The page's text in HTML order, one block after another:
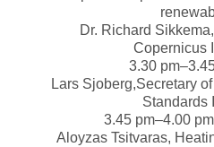
Dr. Richard
Copernicus
3.30
Lars Sjoberg,Secretary
Standards
3.45 pm–4.00
Aloyzas Tsitvaras,